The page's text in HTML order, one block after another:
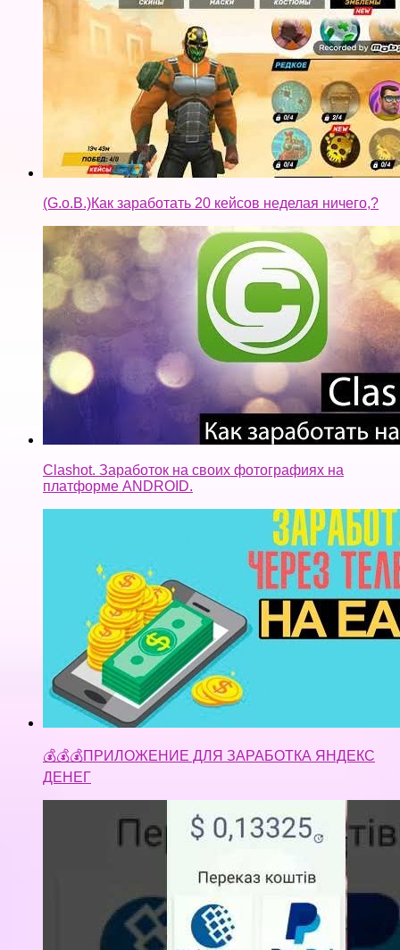
(G.o.B.)Как заработать 20 кейсов неделая ничего,?
Clashot. Заработок на своих фотографиях на
платформе ANDROID.
💰💰💰ПРИЛОЖЕНИЕ ДЛЯ ЗАРАБОТКА ЯНДЕКС
ДЕНЕГ